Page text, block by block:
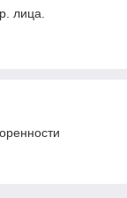
лица.